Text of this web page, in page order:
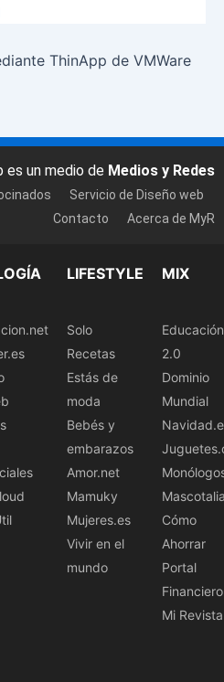
ThinApp de VMWare
es un medio de Medios y Redes
Servicio de Diseño web
Contacto
Acerca de MyR
LIFESTYLE
Solo
Recetas
Estás de
moda
Bebés y
embarazos
Amor.net
Mamuky
Mujeres.es
Vivir en el
mundo
MIX
Educación
2.0
Dominio
Mundial
Cómo
Ahorrar
Portal
Financiero
Mi Revista